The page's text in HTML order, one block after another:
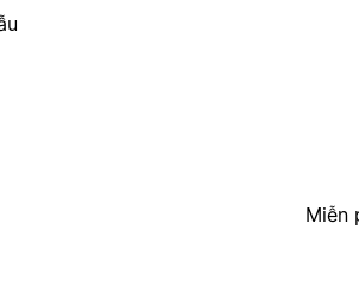
Miễn